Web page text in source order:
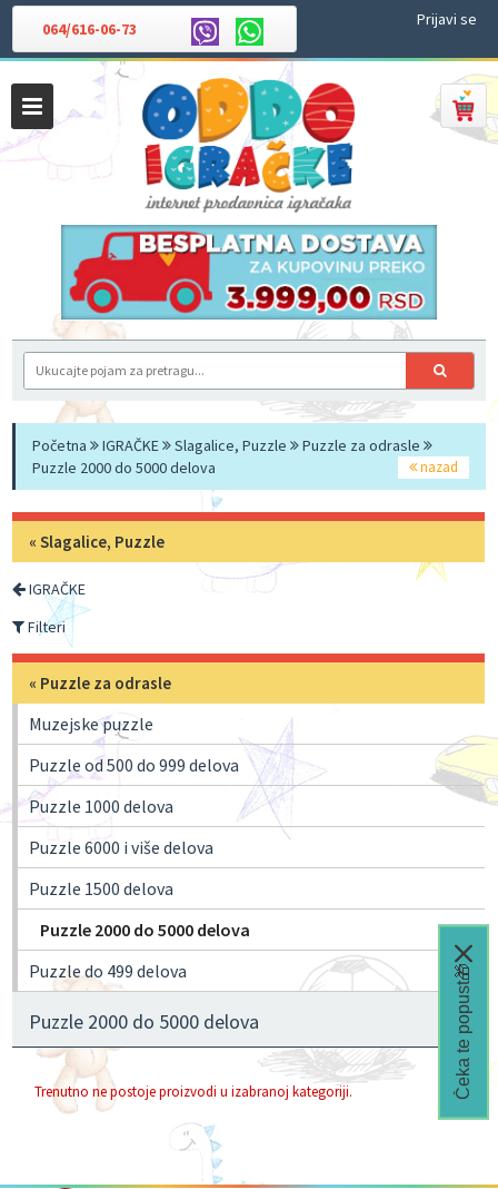
064/616-06-73 Prijavi se
Početna IGRAČKE Slagalice, Puzzle
Puzzle za odrasle
Puzzle 2000 do 5000 delova
nazad
«Slagalice, Puzzle
IGRAČKE
Filteri
« Puzzle za odrasle
Muzejske puzzle
Puzzle od 500 do 999 delova
Puzzle 1000 delova
Puzzle 6000 i više delova
Puzzle 1500 delova
Puzzle 2000 do 5000 delova
Puzzle do 499 delova
Puzzle 2000 do 5000 delova
Trenutno ne postoje proizvodi u izabranoj kategoriji. Čeka te popust🎁